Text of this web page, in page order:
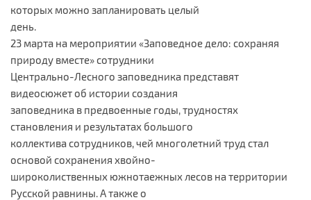
которых можно запланировать целый
день.
23 марта на мероприятии «Заповедное дело: сохраняя
природу вместе» сотрудники
Центрально-Лесного заповедника представят
видеосюжет об истории создания
заповедника в предвоенные годы, трудностях
становления и результатах большого
коллектива сотрудников, чей многолетний труд стал
основой сохранения хвойно-
широколиственных южнотаежных лесов на территории
Русской равнины. А также о